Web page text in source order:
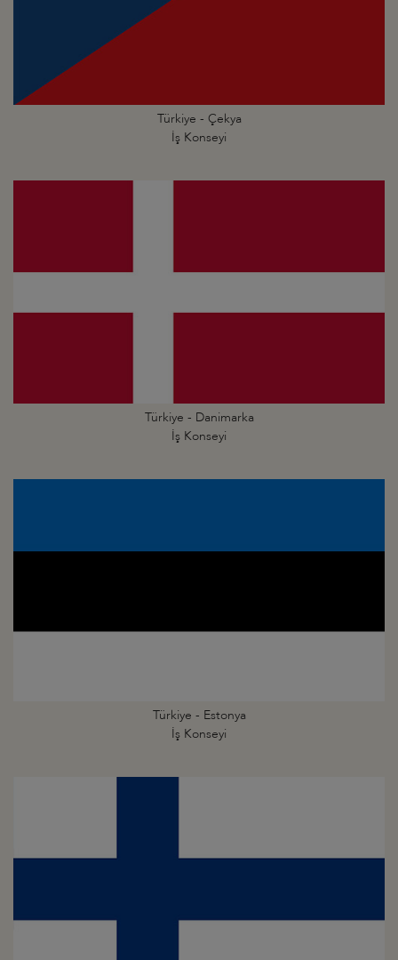
Türkiye - Çekya
İş Konseyi
Türkiye - Danimarka
İş Konseyi
Türkiye - Estonya
İş Konseyi